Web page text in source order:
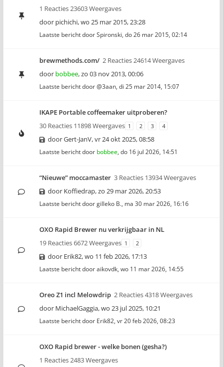
1 Reacties 23603 Weergaves
door pichichi,wo 25 mar 2015, 23:28
Laatste bericht doorSpironski, do 26 mar 2015, 02:14
brewmethods.com/ 2 Reacties 24614 Weergaves
door bobbee,zo 03 nov 2013, 00:06
Laatste bericht door@3aan, di 25 mar 2014, 15:07
IKAPE Portable coffeemaker uitproberen?
30 Reacties 11898 Weergaves 1 2 3 4
doorGert-JanV,vr 24 okt 2025, 08:58
Laatste bericht door bobbee, do 16 jul 2026, 14:51
“Nieuwe” moccamaster 3 Reacties 13934 Weergaves
door Koffiedrap,zo 29 mar 2026, 20:53
Laatste bericht doorgilleko B., ma 30 mar 2026, 16:16
OXO Rapid Brewer nu verkrijgbaar in NL
19 Reacties 6672 Weergaves 1 2
door Erik82,wo 11 feb 2026, 17:13
Laatste bericht dooraikovdk, wo 11 mar 2026, 14:55
Oreo Z1 incl Melowdrip 2 Reacties 4318 Weergaves
door MichaelGaggia,wo 23 jul 2025, 10:21
Laatste bericht door Erik82, vr 20 feb 2026, 08:23
OXO Rapid brewer - welke bonen (gesha?)
1 Reacties 2483 Weergaves